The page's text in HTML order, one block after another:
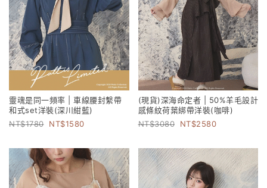
靈魂是同一頻率 | 車線腰封繫帶
和式set洋裝(深川紺藍)
1780
1580
(現貨)深海命定者 | 50%羊毛設計
感條紋荷葉綁帶洋裝(咖啡)
3080
2580